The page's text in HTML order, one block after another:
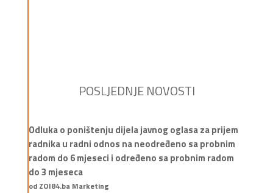
POSLJEDNJE NOVOSTI
Odluka o poništenju dijela javnog oglasa za prijem
radnika u radni odnos na neodređeno sa probnim
radom do 6 mjeseci i određeno sa probnim radom
do 3 mjeseca
od ZOI84.ba Marketing